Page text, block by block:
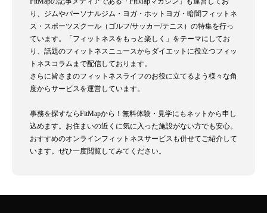
り、ジムやパーソナルジム・ヨガ・ホットヨガ・暗闇フィットネ
ス・スポーツスクール（ゴルフ/サッカー/テニス）の特集を行っ
ています。「フィットネスをもっと楽しく」をテーマにしてお
り、話題のフィットネスニュースからダイエットに役立つフィッ
トネスコラムまで配信しております。
さらに皆さまのフィットネスライフのお役に立てるよう様々な角
度からサービスを運営しています。
事務を探すならFitMapから！無料体験・見学にもネットから申し
込めます。お住まいの近くに気に入った施設がない方でも安心。
おすすめのオンラインフィットネスサービスも併せてご紹介して
います。ぜひ一度閲覧してみてください。